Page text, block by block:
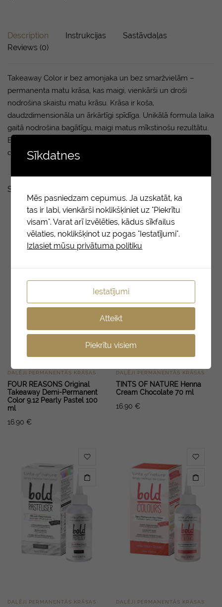
Description Instrukcijas
Sastāvdaļas
Reviews (0)
Takeaway Color ir bez amonjaka un bez smaržvielām –
permanenta matu krāsa, kas maigi, vienkārši un droši
nodrošina skaistu matu krāsu. Krāsa ir koša,
daudzdimensionāla un ārkārtīgi spīdīga. Unikālā formula laika
gaitā nodrošina bagātīgu, maigi matus mīkstinošu rezultātu.
Bez “krāsu ķiveres” efekta – sirmie mati izbalē maigi un
dabiski.
Saistītie produkti
DAĻĒJI PERMANENTĀS KRĀSAS
FOUR REASONS Original
Takeaway Demi-Permanent
Color 9.12 Pearly Pastel 100
ml
16.90 €
DAĻĒJI PERMANENTĀS KRĀSAS
TINTS OF NATURE Henna
Cream Chocolate 70 ml
16.90 €
DAĻĒJI PERMANENTĀS KRĀSAS DAĻĒJI PERMANENTĀS KRĀSAS
Sīkdatnes
Mēs pasniedzam cepumus. Ja uzskatāt, ka
tas ir labi, vienkārši noklikšķiniet uz "Piekrītu
visam". Varat arī izvēlēties, kādus sīkfailus
vēlaties, noklikšķinot uz pogas "Iestatījumi".
Izlasiet mūsu privātuma politiku
Iestatījumi
Atteikt
Piekrītu visiem